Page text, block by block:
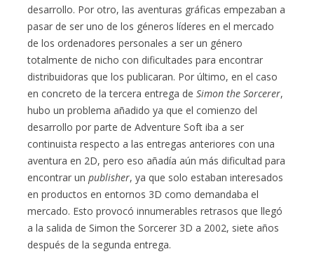
desarrollo. Por otro, las aventuras gráficas empezaban a
pasar de ser uno de los géneros líderes en el mercado
de los ordenadores personales a ser un género
totalmente de nicho con dificultades para encontrar
distribuidoras que los publicaran. Por último, en el caso
en concreto de la tercera entrega deSimon the Sorcerer,
hubo un problema añadido ya que el comienzo del
desarrollo por parte de Adventure Soft iba a ser
continuista respecto a las entregas anteriores con una
aventura en 2D, pero eso añadía aún más dificultad para
encontrar unpublisher, ya que solo estaban interesados
en productos en entornos 3D como demandaba el
mercado. Esto provocó innumerables retrasos que llegó
a la salida de Simon the Sorcerer 3D a 2002, siete años
después de la segunda entrega.